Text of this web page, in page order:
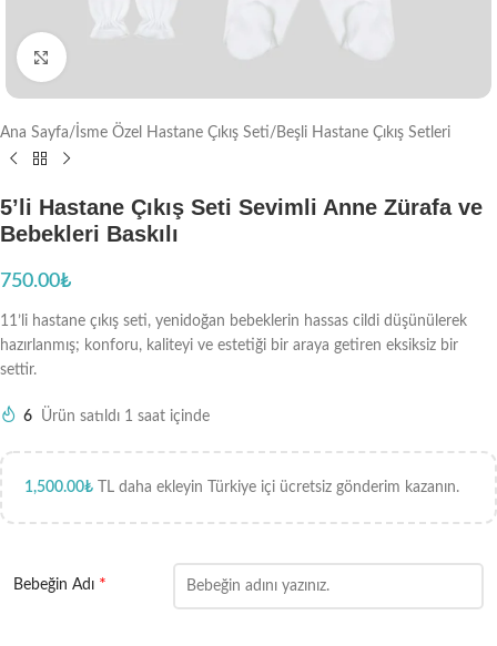
Ana Sayfa/ İsme Özel Hastane Çıkış Seti/ Beşli Hastane Çıkış Setleri
5’li Hastane Çıkış Seti Sevimli Anne Zürafa ve
Bebekleri Baskılı
750.00₺
11’li hastane çıkış seti, yenidoğan bebeklerin hassas cildi düşünülerek
hazırlanmış; konforu, kaliteyi ve estetiği bir araya getiren eksiksiz bir
settir.
6 Ürün satıldı 1 saat içinde
1,500.00₺ TL daha ekleyin Türkiye içi ücretsiz gönderim kazanın.
Bebeğin Adı *